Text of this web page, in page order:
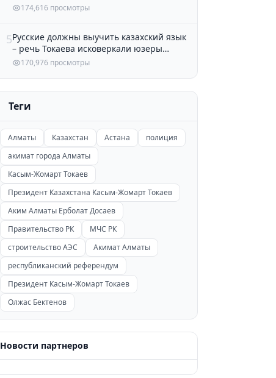
174,616 просмотры
5Русские должны выучить казахский язык
– речь Токаева исковеркали юзеры
Казнета
170,976 просмотры
Теги
Алматы Казахстан Астана
полиция
акимат города Алматы
Касым-Жомарт Токаев
Президент Казахстана Касым-Жомарт Токаев
Аким Алматы Ерболат Досаев
Правительство РК
МЧС РК
строительство АЭС
Акимат Алматы
республиканский референдум
Президент Касым-Жомарт Токаев
Олжас Бектенов
Новости партнеров